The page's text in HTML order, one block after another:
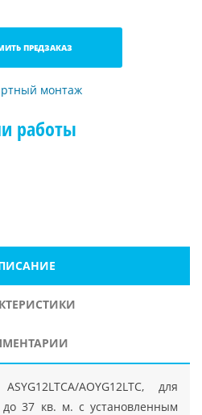
ПРЕДЗАКАЗ
монтаж
работы
AOYG12LTC, для
37 кв. м. с установленным